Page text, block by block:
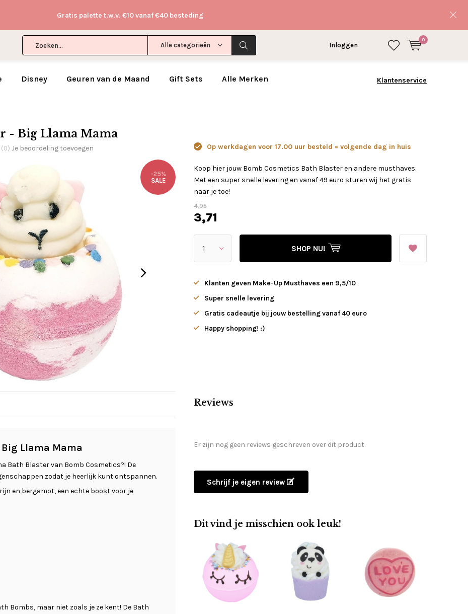
Alle categorieën Inloggen
0
Gratis palette t.w.v. €10 vanaf €40 besteding
Disney Geuren van de Maand Gift Sets Alle Merken Klantenservice
- Big Llama Mama
(0) Je beoordeling toevoegen
-25%
SALE
Op werkdagen voor 17.00 uur besteld = volgende dag in huis
Koop hier jouw Bomb Cosmetics Bath Blaster en andere musthaves.
Met een super snelle levering en vanaf 49 euro sturen wij het gratis
naar je toe!
4,95
3,71
SHOP NU!
Klanten geven Make-Up Musthaves een 9,5/10
Super snelle levering
Gratis cadeautje bij jouw bestelling vanaf 40 euro
Happy shopping! :)
Llama Mama
Bath Blaster van Bomb Cosmetics?! De
zodat je heerlijk kunt ontspannen.
en bergamot, een echte boost voor je
Bombs, maar niet zoals je ze kent! De Bath
Reviews
Er zijn nog geen reviews geschreven over dit product.
Schrijf je eigen review
Dit vind je misschien ook leuk!